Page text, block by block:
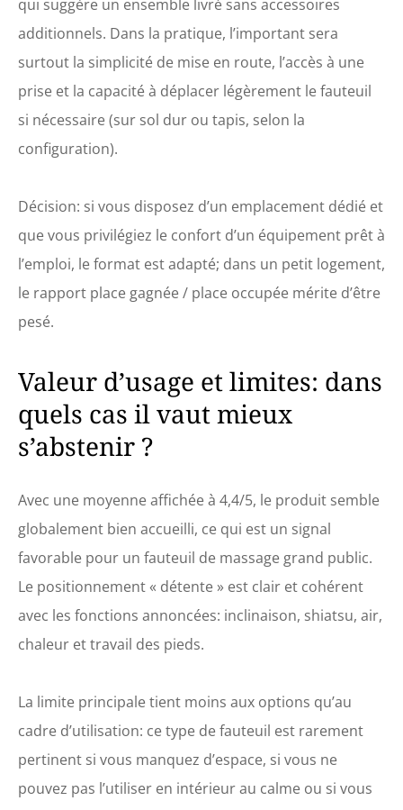
qui suggère un ensemble livré sans accessoires
additionnels. Dans la pratique, l’important sera
surtout la simplicité de mise en route, l’accès à une
prise et la capacité à déplacer légèrement le fauteuil
si nécessaire (sur sol dur ou tapis, selon la
configuration).
Décision: si vous disposez d’un emplacement dédié et
que vous privilégiez le confort d’un équipement prêt à
l’emploi, le format est adapté; dans un petit logement,
le rapport place gagnée / place occupée mérite d’être
pesé.
Valeur d’usage et limites: dans
quels cas il vaut mieux
s’abstenir ?
Avec une moyenne affichée à 4,4/5, le produit semble
globalement bien accueilli, ce qui est un signal
favorable pour un fauteuil de massage grand public.
Le positionnement « détente » est clair et cohérent
avec les fonctions annoncées: inclinaison, shiatsu, air,
chaleur et travail des pieds.
La limite principale tient moins aux options qu’au
cadre d’utilisation: ce type de fauteuil est rarement
pertinent si vous manquez d’espace, si vous ne
pouvez pas l’utiliser en intérieur au calme ou si vous